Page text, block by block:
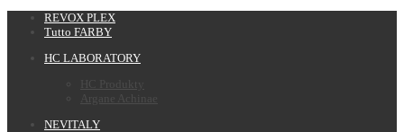
REVOX PLEX
Tutto FARBY
HC LABORATORY
HC Produkty
Argane Achinae
NEVITALY